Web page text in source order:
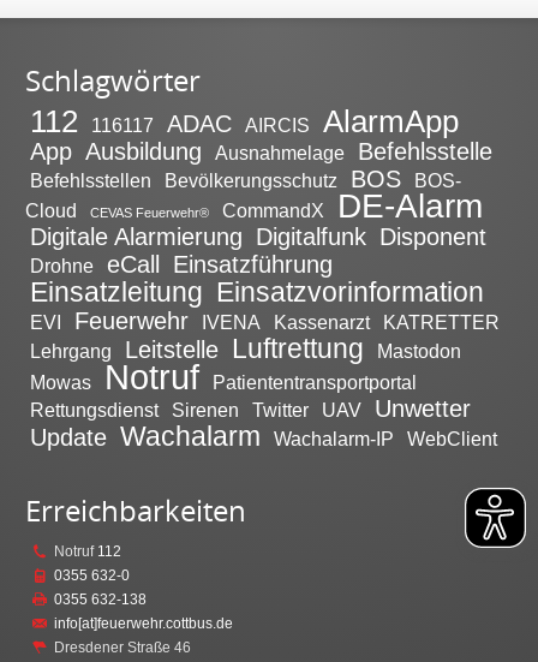
Schlagwörter
112 116117 ADAC AIRCIS AlarmApp
App Ausbildung Ausnahmelage Befehlsstelle
Befehlsstellen Bevölkerungsschutz BOS
BOS-
Cloud
CEVAS Feuerwehr® CommandX DE-Alarm
Digitale Alarmierung Digitalfunk Disponent
Drohne eCall Einsatzführung
Einsatzleitung Einsatzvorinformation
EVI Feuerwehr IVENA Kassenarzt
KATRETTER
Lehrgang
Leitstelle Luftrettung
Mastodon
Mowas
Notruf
Patiententransportportal
Rettungsdienst
Sirenen Twitter UAV
Unwetter
Update Wachalarm Wachalarm-IP WebClient
Erreichbarkeiten
Notruf 112
0355 632-0
0355 632-138
info[at]feuerwehr.cottbus.de
Dresdener Straße 46